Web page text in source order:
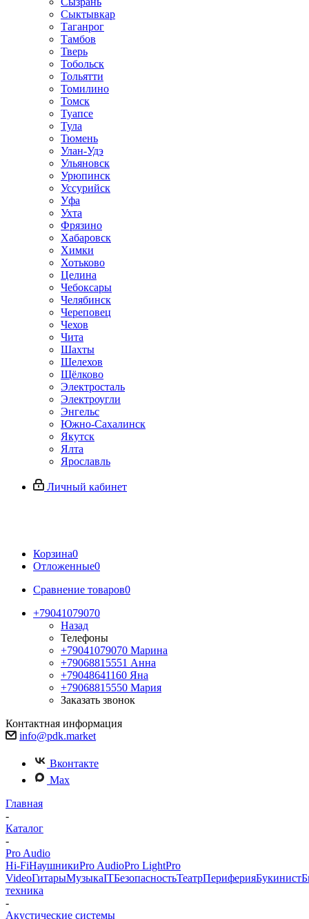
Сыктывкар
Таганрог
Тамбов
Тверь
Тобольск
Тольятти
Томилино
Томск
Туапсе
Тула
Тюмень
Улан-Удэ
Ульяновск
Урюпинск
Уссурийск
Уфа
Ухта
Фрязино
Хабаровск
Химки
Хотьково
Целина
Чебоксары
Челябинск
Череповец
Чехов
Чита
Шахты
Шелехов
Щёлково
Электросталь
Электроугли
Энгельс
Южно-Сахалинск
Якутск
Ялта
Ярославль
Личный кабинет
Корзина0
Отложенные0
Сравнение товаров0
+79041079070
Назад
Телефоны
+79041079070 Марина
+79068815551 Анна
+79048641160 Яна
+79068815550 Мария
Заказать звонок
Контактная информация
info@pdk.market
Вконтакте
Max
Главная
-
Каталог
-
Pro Audio
Hi-FiНаушникиPro AudioPro LightPro
VideoГитарыМузыкаITБезопасностьТеатрПериферияБукинист
техника
-
Акустические системы